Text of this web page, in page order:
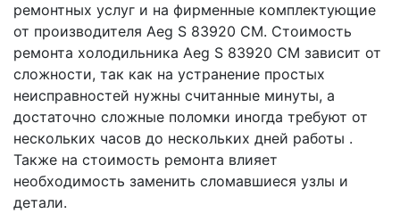
ремонтных услуг и на фирменные комплектующие
от производителя Aeg S 83920 CM. Стоимость
ремонта холодильника Aeg S 83920 CM зависит от
сложности, так как на устранение простых
неисправностей нужны считанные минуты, а
достаточно сложные поломки иногда требуют от
нескольких часов до нескольких дней работы .
Также на стоимость ремонта влияет
необходимость заменить сломавшиеся узлы и
детали.